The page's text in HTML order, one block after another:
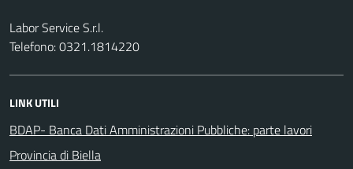
Labor Service S.r.l.
Telefono: 0321.1814220
LINK UTILI
BDAP- Banca Dati Amministrazioni Pubbliche: parte lavori
Provincia di Biella